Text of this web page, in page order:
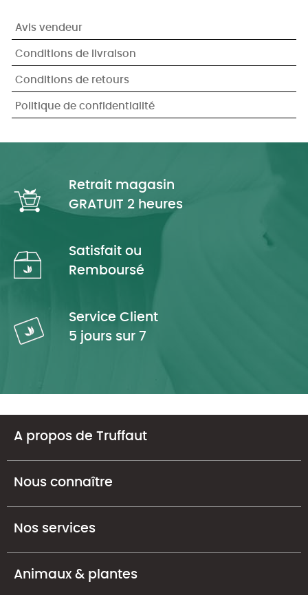
Avis vendeur
Conditions de livraison
Conditions de retours
Politique de confidentialité
Retrait magasin
GRATUIT 2 heures
Satisfait ou
Remboursé
Service Client
5 jours sur 7
A propos de Truffaut
Nous connaître
Nos services
Animaux & plantes